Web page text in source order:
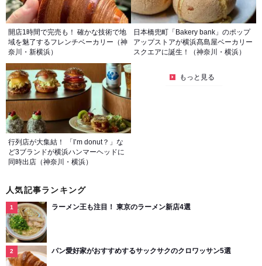
開店1時間で完売も！ 確かな技術で地
域を魅了するフレンチベーカリー（神
奈川・新横浜）
日本橋兜町「Bakery bank」のポップ
アップストアが横浜髙島屋ベーカリー
スクエアに誕生！（神奈川・横浜）
行列店が大集結！ 「I’m donut？」な
ど3ブランドが横浜ハンマーヘッドに
同時出店（神奈川・横浜）
もっと見る
人気記事ランキング
ラーメン王も注目！ 東京のラーメン新店4選
パン愛好家がおすすめするサックサクのクロワッサン5選